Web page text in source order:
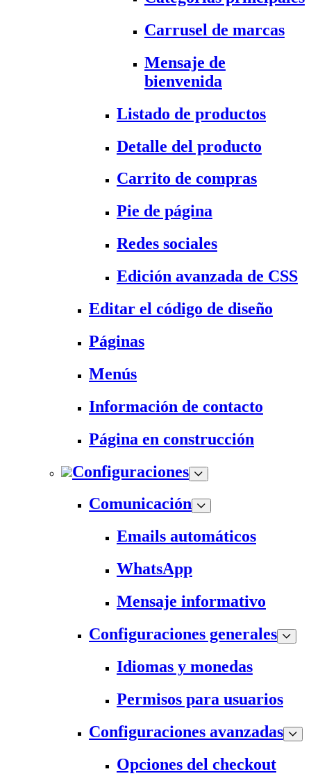
Carrusel de marcas
Mensaje de
bienvenida
Listado de productos
Detalle del producto
Carrito de compras
Pie de página
Redes sociales
Edición avanzada de CSS
Editar el código de diseño
Páginas
Menús
Información de contacto
Página en construcción
Configuraciones
Comunicación
Emails automáticos
WhatsApp
Mensaje informativo
Configuraciones generales
Idiomas y monedas
Permisos para usuarios
Configuraciones avanzadas
Opciones del checkout